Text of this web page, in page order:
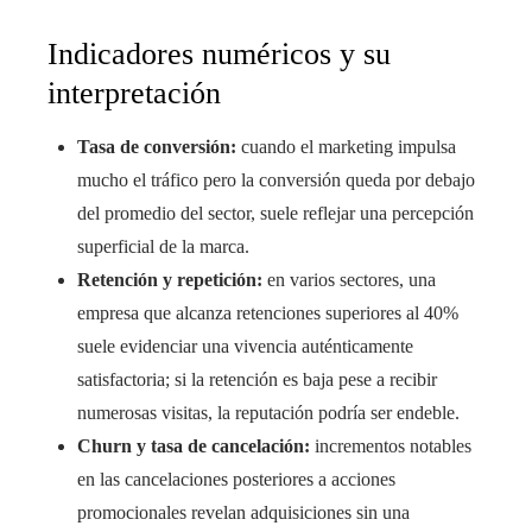
Indicadores numéricos y su
interpretación
Tasa de conversión: cuando el marketing impulsa
mucho el tráfico pero la conversión queda por debajo
del promedio del sector, suele reflejar una percepción
superficial de la marca.
Retención y repetición: en varios sectores, una
empresa que alcanza retenciones superiores al 40%
suele evidenciar una vivencia auténticamente
satisfactoria; si la retención es baja pese a recibir
numerosas visitas, la reputación podría ser endeble.
Churn y tasa de cancelación: incrementos notables
en las cancelaciones posteriores a acciones
promocionales revelan adquisiciones sin una